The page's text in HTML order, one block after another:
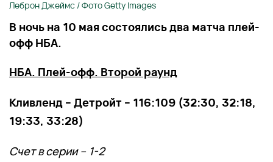
Леброн Джеймс / Фото Getty Images
В ночь на 10 мая состоялись два матча плей-
офф НБА.
НБА. Плей-офф. Второй раунд
Кливленд – Детройт – 116:109 (32:30, 32:18,
19:33, 33:28)
Счет в серии – 1-2